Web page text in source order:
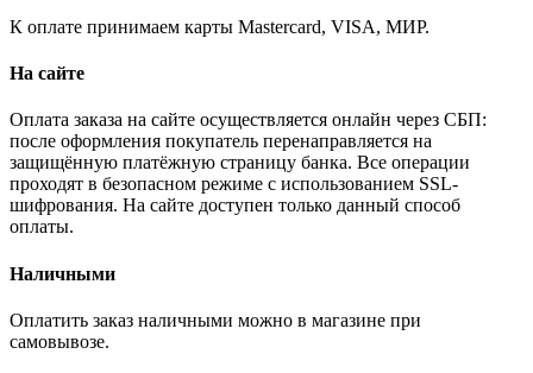
К оплате принимаем карты Mastercard, VISA, МИР.
На сайте
Оплата заказа на сайте осуществляется онлайн через СБП:
после оформления покупатель перенаправляется на
защищённую платёжную страницу банка. Все операции
проходят в безопасном режиме с использованием SSL-
шифрования. На сайте доступен только данный способ
оплаты.
Наличными
Оплатить заказ наличными можно в магазине при
самовывозе.